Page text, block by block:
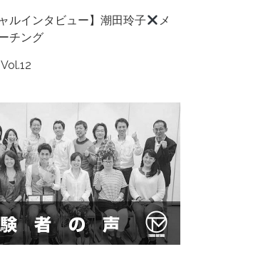
ルインタビュー】潮田玲子
メ
チング